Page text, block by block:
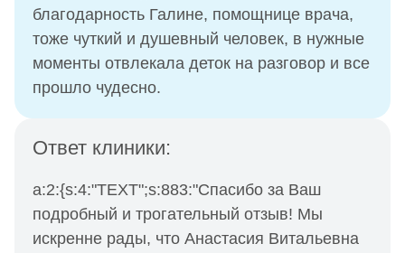
благодарность Галине, помощнице врача,
тоже чуткий и душевный человек, в нужные
моменты отвлекала деток на разговор и все
прошло чудесно.
Ответ клиники:
a:2:{s:4:"TEXT";s:883:"Спасибо за Ваш
подробный и трогательный отзыв! Мы
искренне рады, что Анастасия Витальевна